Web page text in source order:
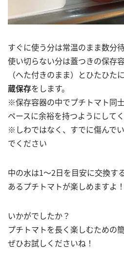
すぐに使う分は常温のまま数分
使い切らない分は蓋つきの保存
（へた付きのまま）とひたひた
蔵保存をします。
※保存容器の中でプチトマト同
ペースに余裕を持つようにして
※しわではなく、すでに傷んで
でください
中の水は1〜2日を目安に交換す
あるプチトマトが楽しめますよ！
いかがでしたか？
プチトマトを長く楽しむための簡
ぜひお試しくださいね！